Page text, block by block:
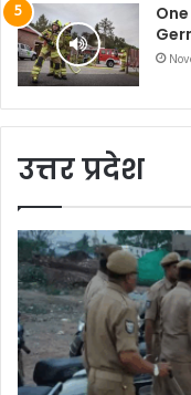
उत्तर प्रदेश